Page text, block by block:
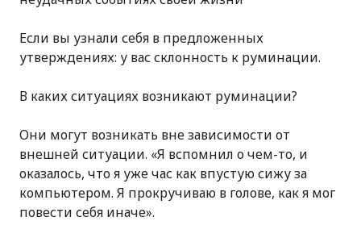
Если вы узнали себя в предложенных
утверждениях: у вас склонность к руминации.
В каких ситуациях возникают руминации?
Они могут возникать вне зависимости от
внешней ситуации. «Я вспомнил о чем-то, и
оказалось, что я уже час как впустую сижу за
компьютером. Я прокручиваю в голове, как я мог
повести себя иначе».